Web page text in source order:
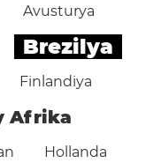
Avusturya
Brezilya
Finlandiya
Afrika
Hollanda